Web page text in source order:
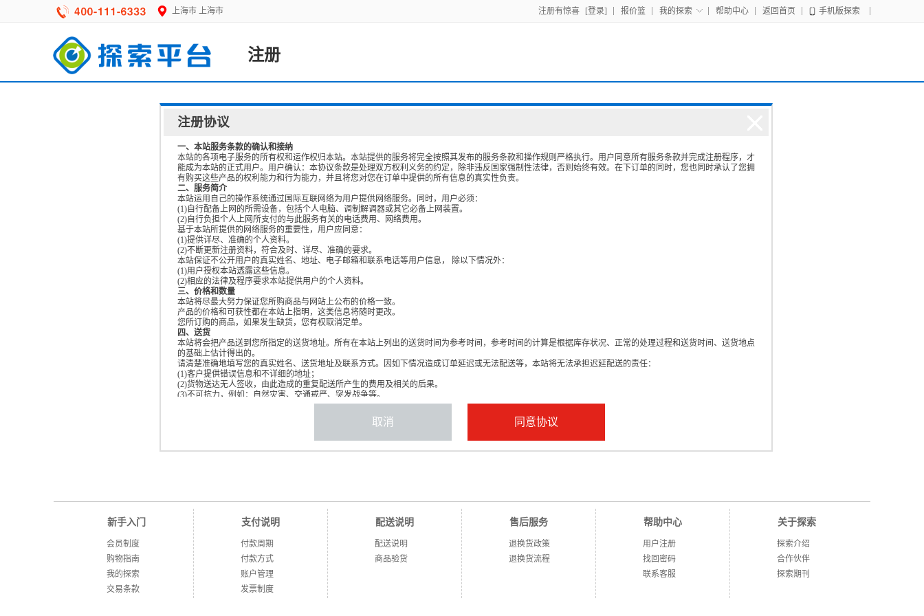
上海市 上海市 注册有惊喜 [登录] 报价篮 我的探索 帮助中心 返回首页 手机版探索
注册
设置用户名 填写账号信息 注册成功
中国 0086
注册协议
一、本站服务条款的确认和接纳
本站的各项电子服务的所有权和运作权归本站。本站提供的服务将完全按照其发布的服务条款和操作规则严格执行。用户同意所有服务条款并完成注册程序，才
能成为本站的正式用户。用户确认：本协议条款是处理双方权利义务的约定，除非违反国家强制性法律，否则始终有效。在下订单的同时，您也同时承认了您拥
有购买这些产品的权利能力和行为能力，并且将您对您在订单中提供的所有信息的真实性负责。
二、服务简介
本站运用自己的操作系统通过国际互联网络为用户提供网络服务。同时，用户必须：
(1)自行配备上网的所需设备，包括个人电脑、调制解调器或其它必备上网装置。
(2)自行负担个人上网所支付的与此服务有关的电话费用、网络费用。
基于本站所提供的网络服务的重要性，用户应同意：
(1)提供详尽、准确的个人资料。
(2)不断更新注册资料，符合及时、详尽、准确的要求。
本站保证不公开用户的真实姓名、地址、电子邮箱和联系电话等用户信息， 除以下情况外：
(1)用户授权本站透露这些信息。
(2)相应的法律及程序要求本站提供用户的个人资料。
三、价格和数量
本站将尽最大努力保证您所购商品与网站上公布的价格一致。
产品的价格和可获性都在本站上指明，这类信息将随时更改。
您所订购的商品，如果发生缺货，您有权取消定单。
四、送货
本站将会把产品送到您所指定的送货地址。所有在本站上列出的送货时间为参考时间，参考时间的计算是根据库存状况、正常的处理过程和送货时间、送货地点
的基础上估计得出的。
请清楚准确地填写您的真实姓名、送货地址及联系方式。因如下情况造成订单延迟或无法配送等，本站将无法承担迟延配送的责任：
(1)客户提供错误信息和不详细的地址；
(2)货物送达无人签收，由此造成的重复配送所产生的费用及相关的后果。
(3)不可抗力，例如：自然灾害、交通戒严、突发战争等。
本站将可能不定期的修改本用户协议的有关条款，一旦条款及服务内容产生变动，本站将会在重要页面上提示修改内容。
九、用户管理
本协议依据国家相关法律法规规章制定，用户同意严格遵守以下条款：
(1)从中国境内向外传输技术性资料时必须符合中国有关法规。
(2) 不利用本站从事非法活动。
(3)不干扰或混乱网络服务。
(4)遵守所有使用网络服务的网络协议、规定、程序和惯例。
用户须承诺不传输任何违法犯罪的、骚扰性的、中伤他人的、辱骂性的、恐吓性的、伤害性的、庸俗的，淫秽的、不文明的等信息资料；不传输损害国家社会公
共利益和涉及国家安全的信息资料；不传输教唆他人从事本条所述行为的信息资料。
未经许可而非法进入其它电脑系统是禁止的。
若用户的行为不符合以上提到的服务条款，本站将作出独立判断立即取消用户服务帐号。用户需对自己在网上的行为承担法律责任。用户若在本站上散布和传播
取消 同意协议
新手入门
会员制度
购物指南
我的探索
交易条款
支付说明
付款周期
付款方式
账户管理
发票制度
配送说明
配送说明
商品验货
售后服务
退换货政策
退换货流程
帮助中心
用户注册
找回密码
联系客服
关于探索
探索介绍
合作伙伴
探索期刊